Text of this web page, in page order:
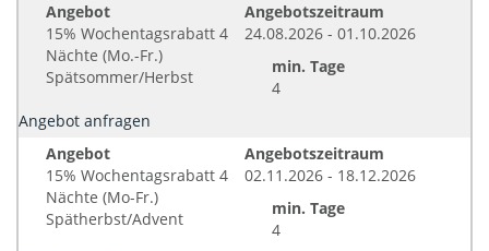
Angebot
15% Wochentagsrabatt 4
Nächte (Mo.-Fr.)
Spätsommer/Herbst
Angebotszeitraum
24.08.2026 - 01.10.2026
min. Tage
4
Angebot anfragen
Angebot
15% Wochentagsrabatt 4
Nächte (Mo-Fr.)
Spätherbst/Advent
Angebotszeitraum
02.11.2026 - 18.12.2026
min. Tage
4